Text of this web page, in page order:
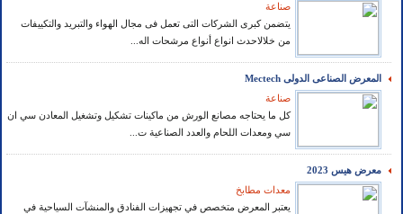
صناعة
يتضمن كبرى الشركات التى تعمل فى مجال الهواء والتبريد والتكييفات
من خلالاحدث انواع أنواع مرشحات اله...
المعرض الصناعى الدولى Mectech
صناعة
كل ما يحتاجه مصانع الورش من ماكينات تشكيل وتشغيل المعادن سي ان
سي ومعدات اللحام والعدد الصناعية ت...
معرض هيس 2023
معدات مطابخ
يعتبر المعرض متخصص في تجهيزات الفنادق والمنشآت السياحية في